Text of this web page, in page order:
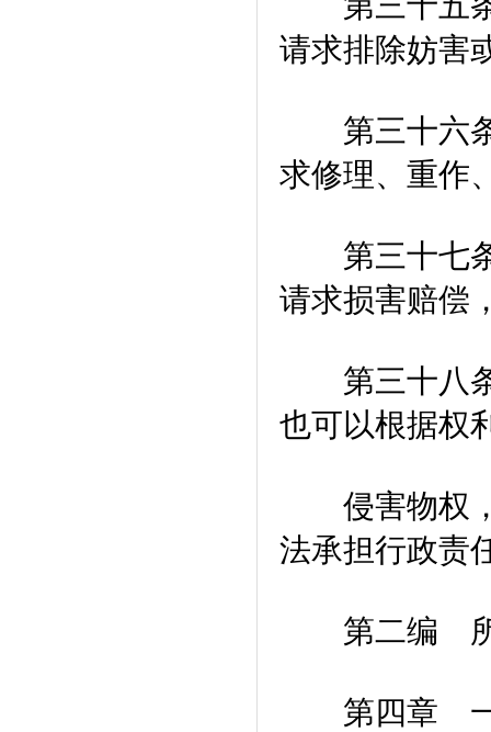
请求排除妨害
第三十六条
求修理、重作
第三十七条
请求损害赔偿
第三十八条
也可以根据权
侵害物权，
法承担行政责
第二编 所
第四章 一